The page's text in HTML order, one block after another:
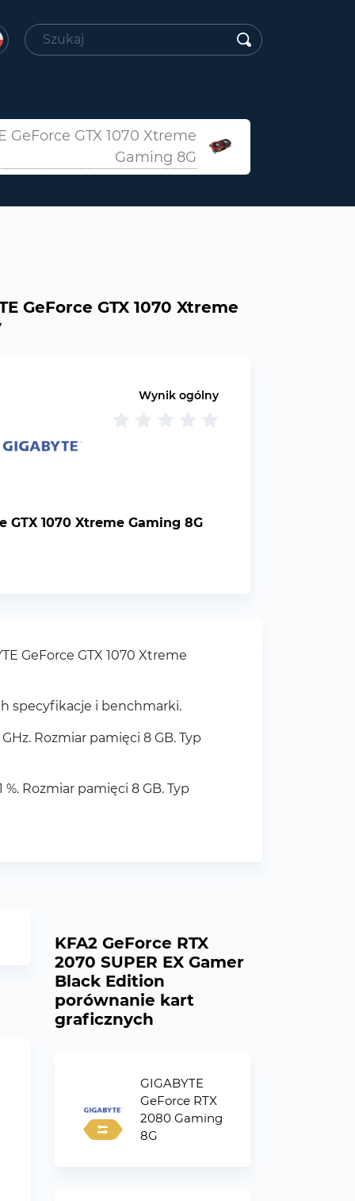
GeForce GTX 1070 Xtreme
Gaming 8G
GeForce GTX 1070 Xtreme
Wynik ogólny
GTX 1070 Xtreme Gaming 8G
GeForce GTX 1070 Xtreme
specyfikacje i benchmarki.
Rozmiar pamięci 8 GB. Typ
Rozmiar pamięci 8 GB. Typ
KFA2 GeForce RTX
2070 SUPER EX Gamer
Black Edition
porównanie kart
graficznych
GIGABYTE
GeForce RTX
2080 Gaming
8G